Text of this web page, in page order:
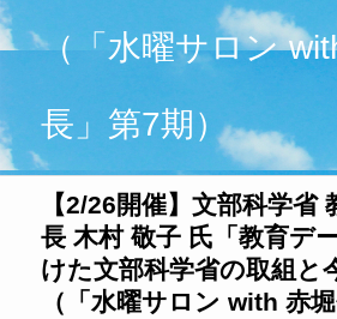
（「水曜サロン
長」第7期）
【2/26開催】文部科学省
長 木村 敬子 氏「教育デ
けた文部科学省の取組と
（「水曜サロン with 赤